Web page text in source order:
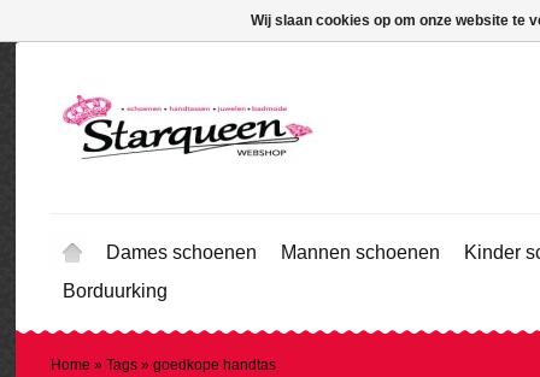
Dames schoenen Mannen schoenen
Kinder
Borduurking
Home » Tags » goedkope handtas
Wij slaan cookies op om onze website te